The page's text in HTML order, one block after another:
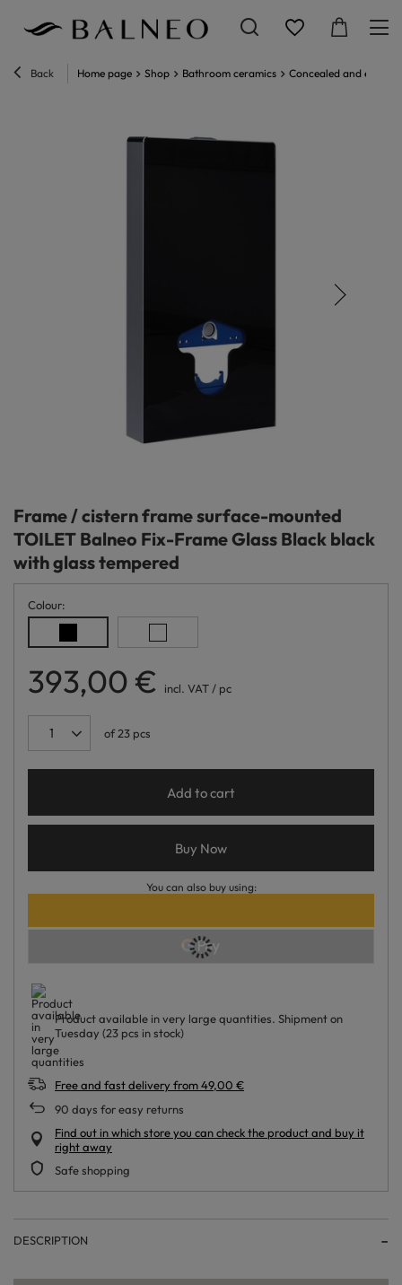
Back Home page Shop Bathroom ceramics Concealed and
Frame / cistern frame surface-mounted
TOILET Balneo Fix-Frame Glass Black black
with glass tempered
Colour
393,00 € incl. VAT / pc
of23 pcs
Add to cart
Buy Now
You can also buy using:
Product available in very large quantities Shipmenton
Tuesday (23 pcs in stock)
Free and fast delivery from49,00 €
90 days for easy returns
Find out in which store you can check the product and buy it
right away
Safe shopping
DESCRIPTION